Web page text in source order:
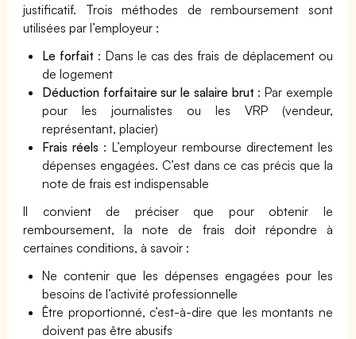
justificatif. Trois méthodes de remboursement sont
utilisées par l’employeur :
Le forfait : Dans le cas des frais de déplacement ou
de logement
Déduction forfaitaire sur le salaire brut : Par exemple
pour les journalistes ou les VRP (vendeur,
représentant, placier)
Frais réels : L’employeur rembourse directement les
dépenses engagées. C’est dans ce cas précis que la
note de frais est indispensable
Il convient de préciser que pour obtenir le
remboursement, la note de frais doit répondre à
certaines conditions, à savoir :
Ne contenir que les dépenses engagées pour les
besoins de l’activité professionnelle
Être proportionné, c’est-à-dire que les montants ne
doivent pas être abusifs